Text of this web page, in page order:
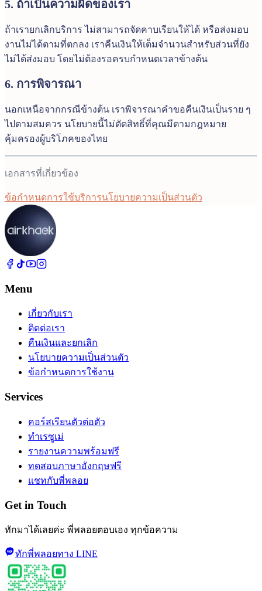
5. ถ้าเป็นความผิดของเรา
ถ้าเรายกเลิกบริการ ไม่สามารถจัดคาบเรียนให้ได้ หรือส่งมอบ
งานไม่ได้ตามที่ตกลง เราคืนเงินให้เต็มจำนวนสำหรับส่วนที่ยัง
ไม่ได้ส่งมอบ โดยไม่ต้องรอครบกำหนดเวลาข้างต้น
6. การพิจารณา
นอกเหนือจากกรณีข้างต้น เราพิจารณาคำขอคืนเงินเป็นราย ๆ
ไปตามสมควร นโยบายนี้ไม่ตัดสิทธิ์ที่คุณมีตามกฎหมาย
คุ้มครองผู้บริโภคของไทย
เอกสารที่เกี่ยวข้อง
ข้อกำหนดการใช้บริการนโยบายความเป็นส่วนตัว
Menu
เกี่ยวกับเรา
ติดต่อเรา
คืนเงินและยกเลิก
นโยบายความเป็นส่วนตัว
ข้อกำหนดการใช้งาน
Services
คอร์สเรียนตัวต่อตัว
ทำเรซูเม่
รายงานความพร้อมฟรี
ทดสอบภาษาอังกฤษฟรี
แชทกับพี่พลอย
Get in Touch
ทักมาได้เลยค่ะ พี่พลอยตอบเอง ทุกข้อความ
ทักพี่พลอยทาง LINE